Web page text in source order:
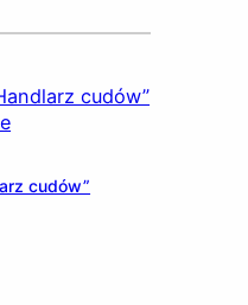
cudów”